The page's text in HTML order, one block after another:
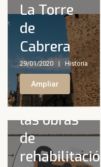
La Torre
de
Cabrera
29/01/2020 Historia
Ampliar
El Castillo
Viejo
permanecerá
cerrado
para
acometer
las obras
de
rehabilitación